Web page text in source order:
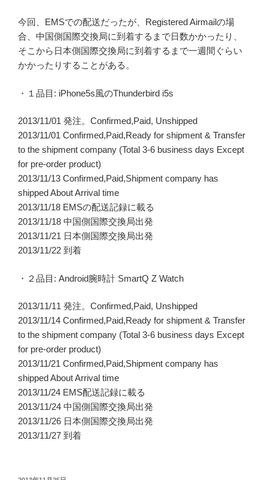
今回、EMSでの配送だったが、Registered Airmailの場
合、中国側国際交換局に到着するまで日数かかったり、
そこから日本側国際交換局に到着するまで一週間ぐらい
かかったりすることがある。
・１品目: iPhone5s風のThunderbird i5s
2013/11/01 発注。Confirmed,Paid, Unshipped
2013/11/01 Confirmed,Paid,Ready for shipment & Transfer
to the shipment company (Total 3-6 business days Except
for pre-order product)
2013/11/13 Confirmed,Paid,Shipment company has
shipped About Arrival time
2013/11/18 EMSの配送記録に載る
2013/11/18 中国側国際交換局出発
2013/11/21 日本側国際交換局出発
2013/11/22 到着
・２品目: Android腕時計 SmartQ Z Watch
2013/11/11 発注。Confirmed,Paid, Unshipped
2013/11/14 Confirmed,Paid,Ready for shipment & Transfer
to the shipment company (Total 3-6 business days Except
for pre-order product)
2013/11/21 Confirmed,Paid,Shipment company has
shipped About Arrival time
2013/11/24 EMS配送記録に載る
2013/11/24 中国側国際交換局出発
2013/11/26 日本側国際交換局出発
2013/11/27 到着